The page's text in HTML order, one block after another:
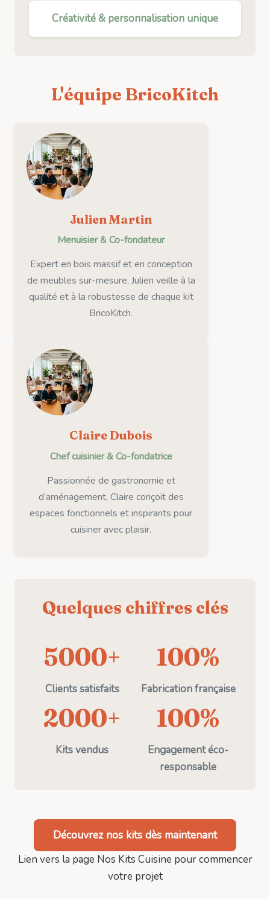
Créativité & personnalisation unique
L'équipe BricoKitch
Julien Martin
Menuisier & Co-fondateur
Expert en bois massif et en conception
de meubles sur-mesure, Julien veille à la
qualité et à la robustesse de chaque kit
BricoKitch.
Claire Dubois
Chef cuisinier & Co-fondatrice
Passionnée de gastronomie et
d’aménagement, Claire conçoit des
espaces fonctionnels et inspirants pour
cuisiner avec plaisir.
Quelques chiffres clés
5000+
Clients satisfaits
100%
Fabrication française
2000+
Kits vendus
100%
Engagement éco-
responsable
Découvrez nos kits dès maintenant
Lien vers la page Nos Kits Cuisine pour commencer
votre projet